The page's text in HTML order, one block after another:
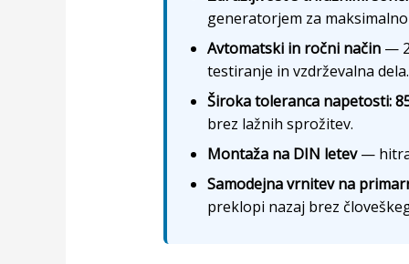
generatorjem za
Avtomatski in ročni način—
testiranje in vzdrževalna dela.
Široka toleranca napetosti:
brez lažnih sprožitev.
Montaža na DIN letev— hitra
Samodejna vrnitev na
preklopi nazaj brez